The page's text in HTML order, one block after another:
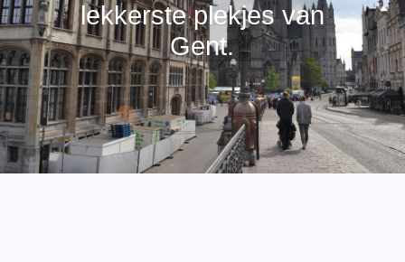
lekkerste plekjes van
Gent.